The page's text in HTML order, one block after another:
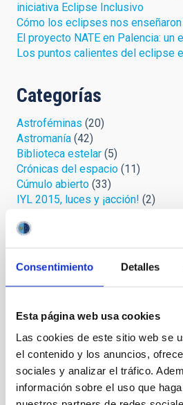
Consentimiento Detalles
Esta página web usa cookies
Las cookies de este sitio web se
el contenido y los anuncios,
sociales y analizar el tráfico.
información sobre el uso que
iniciativa Eclipse Inclusivo
Cómo los eclipses nos
El proyecto NATE en Palencia: un
Los puntos calientes del eclipse
Categorías
Astroféminas (20)
Astromanía (42)
Biblioteca estelar (5)
Crónicas del espacio (11)
Cúmulo abierto (33)
IYL 2015, luces y ¡acción! (2)
Microrrelatos cósmicos
Mirando al cielo(57)
Palmeros en el ORM
(7)
Protege tu cielo
Relatos celestes(4)
Safari cósmico(6)
Sin categoría(1)
Uni-versos(3)
Archivo